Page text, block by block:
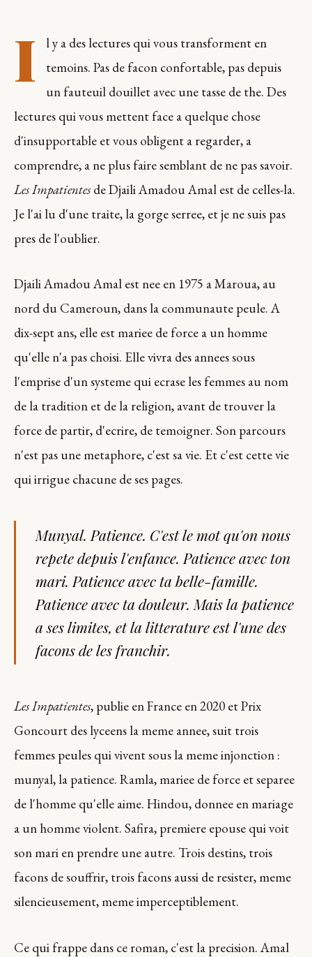
I
l y a des lectures qui vous transforment en
temoins. Pas de facon confortable, pas depuis
un fauteuil douillet avec une tasse de the. Des
lectures qui vous mettent face a quelque chose
d'insupportable et vous obligent a regarder, a
comprendre, a ne plus faire semblant de ne pas savoir.
Les Impatientesde Djaili Amadou Amal est de celles-la.
Je l'ai lu d'une traite, la gorge serree, et je ne suis pas
pres de l'oublier.
Djaili Amadou Amal est nee en 1975 a Maroua, au
nord du Cameroun, dans la communaute peule. A
dix-sept ans, elle est mariee de force a un homme
qu'elle n'a pas choisi. Elle vivra des annees sous
l'emprise d'un systeme qui ecrase les femmes au nom
de la tradition et de la religion, avant de trouver la
force de partir, d'ecrire, de temoigner. Son parcours
n'est pas une metaphore, c'est sa vie. Et c'est cette vie
qui irrigue chacune de ses pages.
Munyal. Patience. C'est le mot qu'on nous
repete depuis l'enfance. Patience avec ton
mari. Patience avec ta belle-famille.
Patience avec ta douleur. Mais la patience
a ses limites, et la litterature est l'une des
facons de les franchir.
Les Impatientes, publie en France en 2020 et Prix
Goncourt des lyceens la meme annee, suit trois
femmes peules qui vivent sous la meme injonction :
munyal, la patience. Ramla, mariee de force et separee
de l'homme qu'elle aime. Hindou, donnee en mariage
a un homme violent. Safira, premiere epouse qui voit
son mari en prendre une autre. Trois destins, trois
facons de souffrir, trois facons aussi de resister, meme
silencieusement, meme imperceptiblement.
Ce qui frappe dans ce roman, c'est la precision. Amal